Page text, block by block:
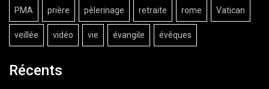
PMA prière pèlerinage retraite rome Vatican
veillée vidéo vie évangile évêques
Récents